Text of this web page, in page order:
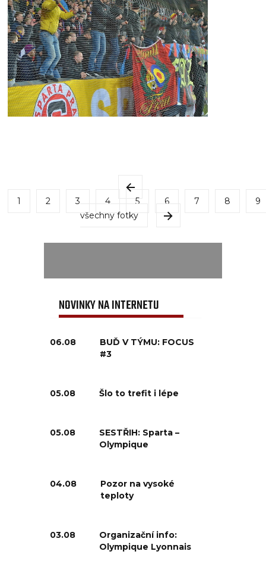
1 2 3 4 5 6 7 8
9
všechny fotky
NOVINKY NA INTERNETU
06.08
BUĎ V TÝMU: FOCUS
#3
05.08 Šlo to trefit i lépe
05.08
SESTŘIH: Sparta –
Olympique
04.08
Pozor na vysoké
teploty
03.08
Organizační info:
Olympique Lyonnais